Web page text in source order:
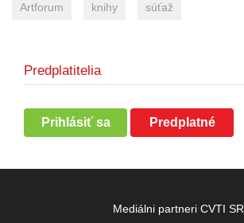
Artforum knihy súťaž
Predplatitelia
Prihlásiť sa Predplatné
Mediálni partneri CVTI SR